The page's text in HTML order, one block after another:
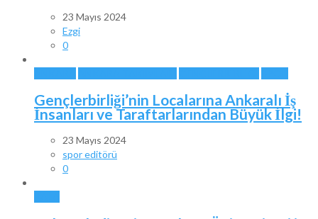
23 Mayıs 2024
Ezgi
0
Gençlerbirliği’nin Localarına Ankaralı İş
İnsanları ve Taraftarlarından Büyük İlgi!
23 Mayıs 2024
spor editörü
0